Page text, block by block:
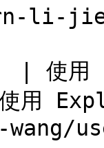
li-
用
使用